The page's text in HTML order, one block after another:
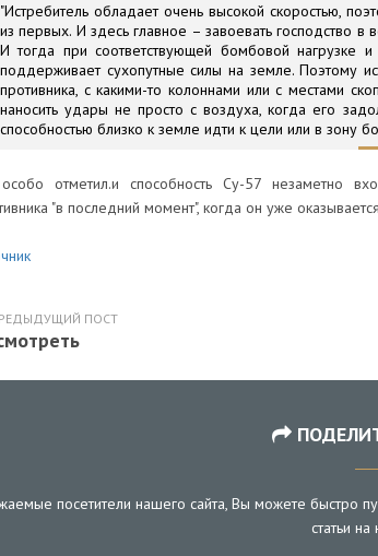
"Истребитель обладает очень высокой скоростью,
из первых. И здесь главное – завоевать господство
И тогда при соответствующей бомбовой нагрузке
поддерживает сухопутные силы на земле. Поэтому
противника, с какими-то колоннами или с местами
наносить удары не просто с воздуха, когда его
способностью близко к земле идти к цели или в зону
отметил.и способность Су-57 незаметно
"в последний момент", когда он уже
ПОСТ
посетители нашего сайта, Вы можете быстро
статьи